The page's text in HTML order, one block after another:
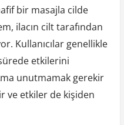
bir masajla cilde
ilacın cilt tarafından
Kullanıcılar genellikle
etkilerini
unutmamak gerekir
ve etkiler de kişiden